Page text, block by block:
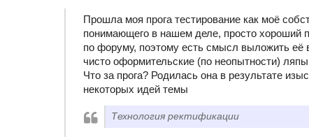
Прошла моя прога тестирование как моё
понимающего в нашем деле, просто хороший
по форуму, поэтому есть смысл выложить её
чисто оформительские (по неопытности)
Что за прога? Родилась она в результате
некоторых идей темы
Технология ректификации